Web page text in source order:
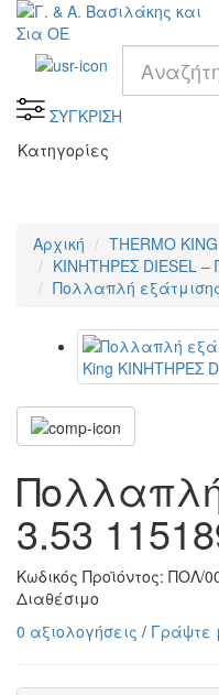
ΣΥΓΚΡΙΣΗ
Κατηγορίες
Αρχική
THERMO
KΙΝΗΤΗΡΕΣ DIESEL
Πολλαπλή
3.53
Κωδικός Προϊόντος: ΠΟΛ/
Διαθέσιμο
0 αξιολογήσεις / Γράψτε